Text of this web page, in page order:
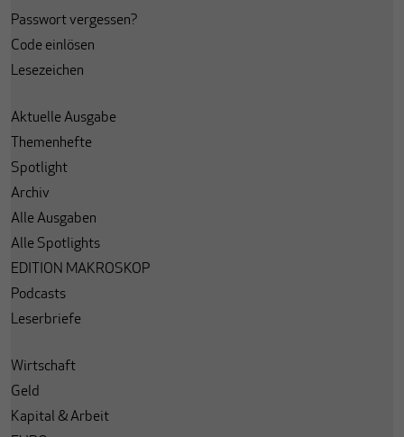
Passwort vergessen?
Code einlösen
Lesezeichen
Aktuelle Ausgabe
Themenhefte
Spotlight
Archiv
Alle Ausgaben
Alle Spotlights
EDITION MAKROSKOP
Podcasts
Leserbriefe
Wirtschaft
Geld
Kapital & Arbeit